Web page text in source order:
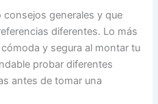
generales y que
diferentes. Lo más
y segura al montar tu
probar diferentes
antes de tomar una